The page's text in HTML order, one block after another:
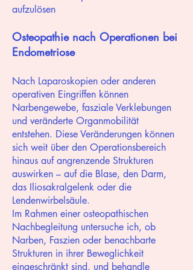
aufzulösen
Osteopathie nach Operationen bei
Endometriose
Nach Laparoskopien oder anderen
operativen Eingriffen können
Narbengewebe, fasziale Verklebungen
und veränderte Organmobilität
entstehen. Diese Veränderungen können
sich weit über den Operationsbereich
hinaus auf angrenzende Strukturen
auswirken – auf die Blase, den Darm,
das Iliosakralgelenk oder die
Lendenwirbelsäule.
Im Rahmen einer osteopathischen
Nachbegleitung untersuche ich, ob
Narben, Faszien oder benachbarte
Strukturen in ihrer Beweglichkeit
eingeschränkt sind, und behandle